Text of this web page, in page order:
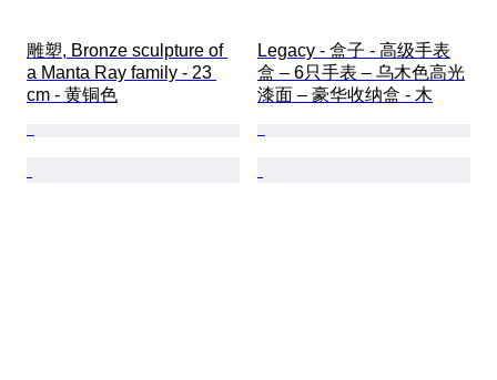
雕塑, Bronze sculpture of
a Manta Ray family - 23
cm - 黄铜色
Legacy - 盒子 - 高级手表
盒 – 6只手表 – 乌木色高光
漆面 – 豪华收纳盒 - 木